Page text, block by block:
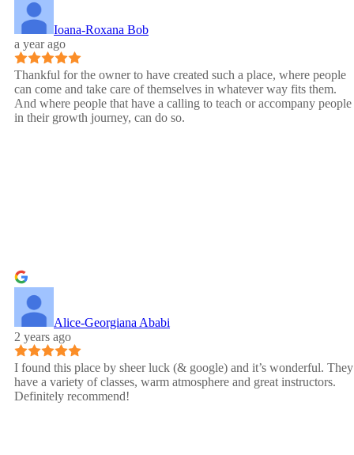
Ioana-Roxana Bob
a year ago
Thankful for the owner to have created such a place, where people
can come and take care of themselves in whatever way fits them.
And where people that have a calling to teach or accompany people
in their growth journey, can do so.
Alice-Georgiana Ababi
2 years ago
I found this place by sheer luck (& google) and it’s wonderful. They
have a variety of classes, warm atmosphere and great instructors.
Definitely recommend!